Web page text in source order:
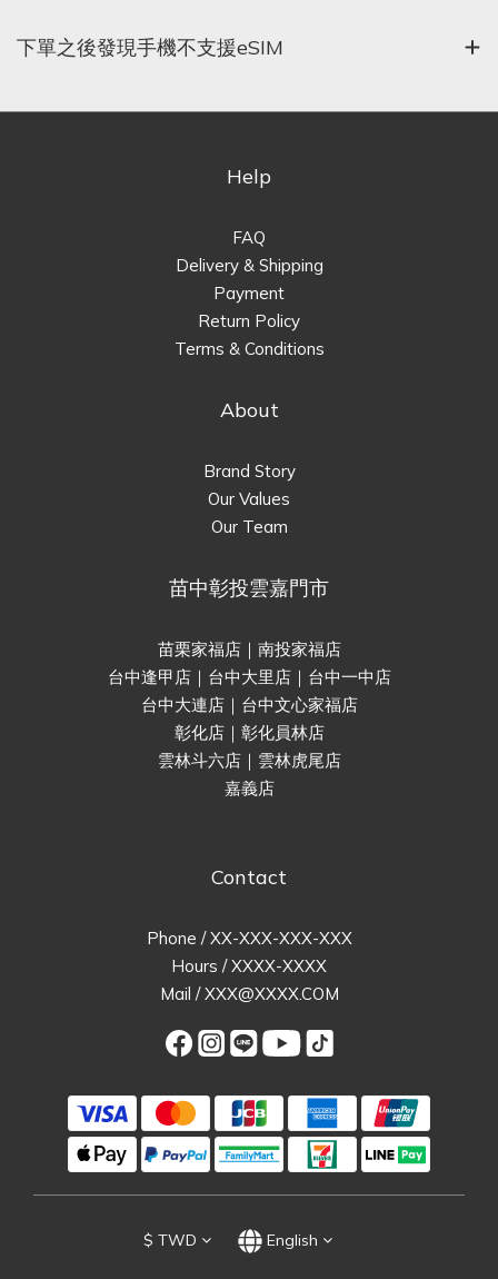
下單之後發現手機不支援eSIM
Help
FAQ
Delivery & Shipping
Payment
Return Policy
Terms & Conditions
About
Brand Story
Our Values
Our Team
苗中彰投雲嘉門市
苗栗家福店｜南投家福店
台中逢甲店｜台中大里店｜台中一中店
台中大連店｜台中文心家福店
彰化店｜彰化員林店
雲林斗六店｜雲林虎尾店
嘉義店
Contact
Phone / XX-XXX-XXX-XXX
Hours / XXXX-XXXX
Mail / XXX@XXXX.COM
$ TWD English